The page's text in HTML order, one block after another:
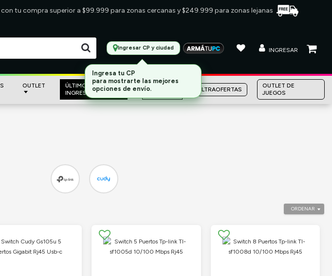
con tu compra superior a $99.999 para zonas cercanas y $249.999 para zonas lejanas
Ingresar CP y ciudad INGRESAR
OUTLET
ÚLTIMOS
INGRESOS
MARCAS
ULTRAOFERTAS
OUTLET DE
JUEGOS
ORDENAR